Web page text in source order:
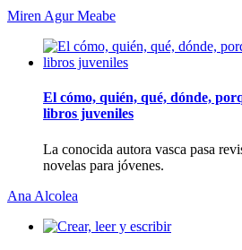
Miren Agur Meabe
El cómo, quién, qué, dónde,
libros juveniles
La conocida autora vasca pasa
novelas para jóvenes.
Ana Alcolea